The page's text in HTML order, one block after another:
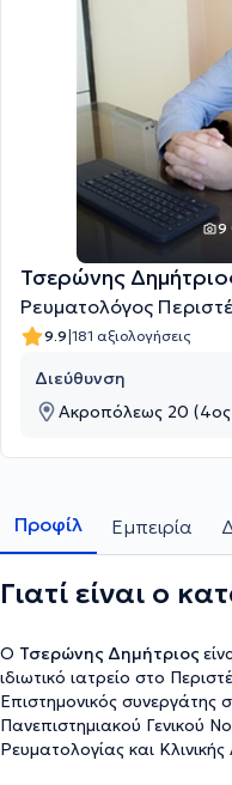
9
Τσερώνης
Ρευματολόγος
9.9|181 αξιολογήσεις
Διεύθυνση
Ακροπόλεως 20 (4ος
Προφίλ Εμπειρία
Γιατί είναι ο
Ο Τσερώνης Δημήτριος
ιδιωτικό ιατρείο στο
Επιστημονικός συνεργάτης
Πανεπιστημιακού Γενικού
Ρευματολογίας και